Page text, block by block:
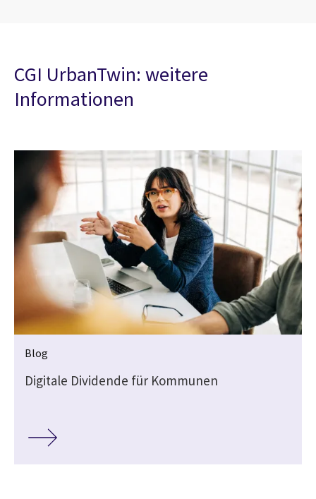
CGI UrbanTwin: weitere
Informationen
Blog
Digitale Dividende für Kommunen